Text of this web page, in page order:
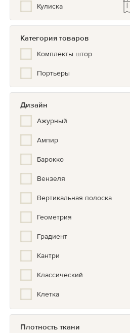
Кулиска
Категория товаров
Комплекты штор
Портьеры
Дизайн
Ажурный
Ампир
Барокко
Вензеля
Вертикальная полоска
Геометрия
Градиент
Кантри
Классический
Клетка
Комбинированные
Плотность ткани